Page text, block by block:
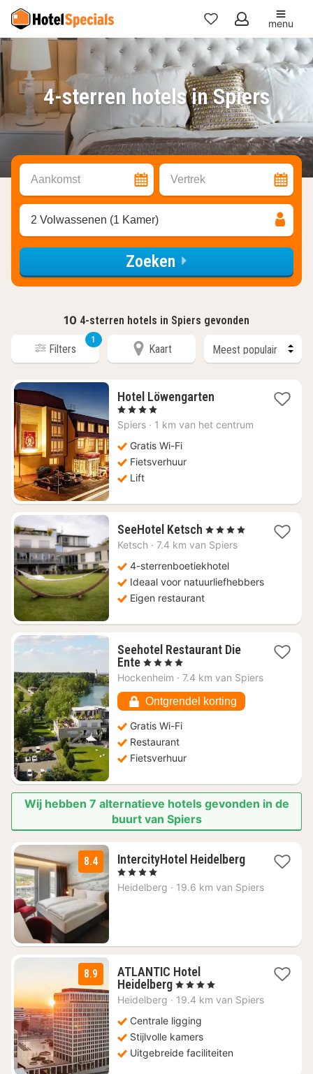
Mijn
favorieten
menu
4-sterren hotels in Spiers
Aankomst Vertrek
2 Volwassenen (1 Kamer)
Zoeken
10 4-sterren hotels in Spiers gevonden
Filters
1
Kaart
Hotel Löwengarten1
vanaf
, 4 Sterren
Spiers · 1 km van het centrum
Gratis Wi-Fi
Fietsverhuur
Lift
SeeHotel Ketsch 1
nacht
vanaf
€
149
, 4 Sterren
Ketsch · 7.4 km van Spiers
4-sterrenboetiekhotel
Ideaal voor natuurliefhebbers
Eigen restaurant
Seehotel Restaurant Die
Ente1
nacht
€
140,35
, 4 Sterren
Hockenheim · 7.4 km van Spiers
Ontgrendel korting
Gratis Wi-Fi
Restaurant
Fietsverhuur
Wij hebben 7 alternatieve hotels gevonden in de
buurt van Spiers
8.4 IntercityHotel Heidelberg1
vanaf
, 4 Sterren
Heidelberg · 19.6 km van Spiers
8.9
ATLANTIC Hotel
Heidelberg1
nacht
€
134
, 4 Sterren
Heidelberg · 19.4 km van Spiers
Centrale ligging
Stijlvolle kamers
Uitgebreide faciliteiten